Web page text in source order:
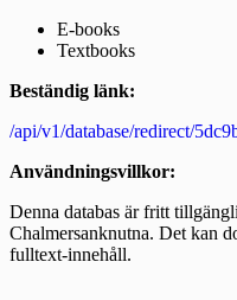
E-books
Textbooks
Beständig länk:
/api/v1/database/redirect/
Användningsvillkor:
Denna databas är fritt
Chalmersanknutna. Det kan
fulltext-innehåll.